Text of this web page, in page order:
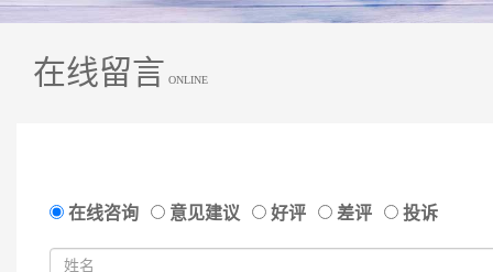
在线留言 ONLINE
在线咨询 意见建议 好评 差评 投诉